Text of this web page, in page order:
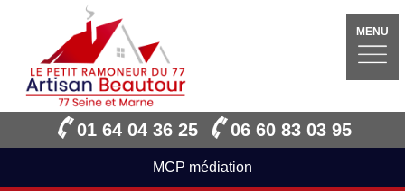
MENU
01 64 04 36 25 06 60 83 03 95
MCP médiation